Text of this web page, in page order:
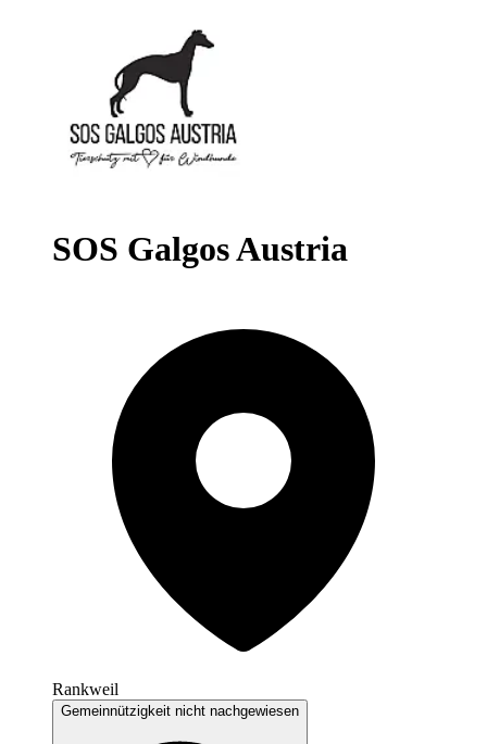
SOS Galgos Austria
Rankweil
Gemeinnützigkeit nicht nachgewiesen